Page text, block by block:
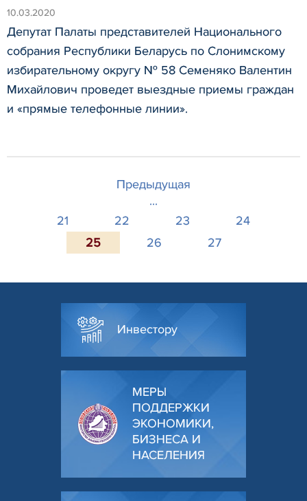
10.03.2020
Депутат Палаты представителей Национального
собрания Республики Беларусь по Слонимскому
избирательному округу № 58 Семеняко Валентин
Михайлович проведет выездные приемы граждан
и «прямые телефонные линии».
Предыдущая
...
21
22 23
24
25
26 27
Инвестору
МЕРЫ
ПОДДЕРЖКИ
ЭКОНОМИКИ,
БИЗНЕСА И
НАСЕЛЕНИЯ